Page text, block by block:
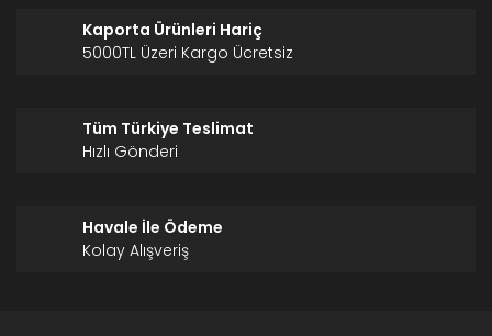
Kaporta Ürünleri Hariç
5000TL Üzeri Kargo Ücretsiz
Tüm Türkiye Teslimat
Hızlı Gönderi
Havale İle Ödeme
Kolay Alışveriş